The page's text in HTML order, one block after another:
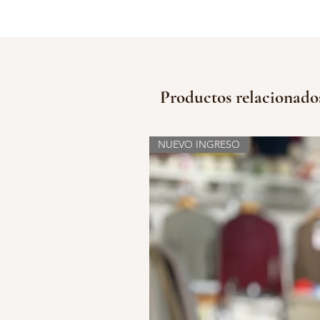
Productos
NUEVO INGRESO